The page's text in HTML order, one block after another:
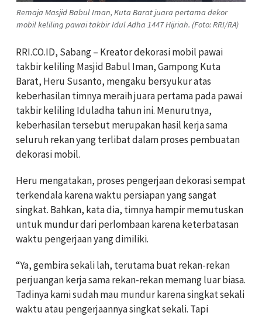
Remaja Masjid Babul Iman, Kuta Barat juara pertama dekor
mobil keliling pawai takbir Idul Adha 1447 Hijriah. (Foto: RRI/RA)
RRI.CO.ID, Sabang – Kreator dekorasi mobil pawai
takbir keliling Masjid Babul Iman, Gampong Kuta
Barat, Heru Susanto, mengaku bersyukur atas
keberhasilan timnya meraih juara pertama pada pawai
takbir keliling Iduladha tahun ini. Menurutnya,
keberhasilan tersebut merupakan hasil kerja sama
seluruh rekan yang terlibat dalam proses pembuatan
dekorasi mobil.
Heru mengatakan, proses pengerjaan dekorasi sempat
terkendala karena waktu persiapan yang sangat
singkat. Bahkan, kata dia, timnya hampir memutuskan
untuk mundur dari perlombaan karena keterbatasan
waktu pengerjaan yang dimiliki.
“Ya, gembira sekali lah, terutama buat rekan-rekan
perjuangan kerja sama rekan-rekan memang luar biasa.
Tadinya kami sudah mau mundur karena singkat sekali
waktu atau pengerjaannya singkat sekali. Tapi